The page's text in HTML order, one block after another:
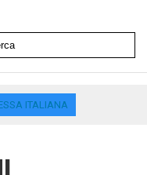
ITALIANA